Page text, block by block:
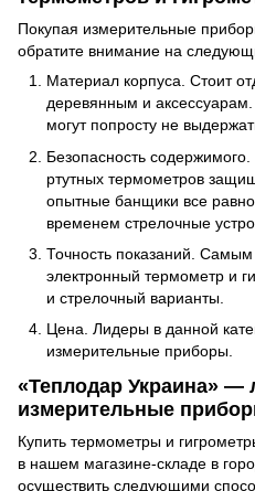
Покупая измерительные
обратите внимание на
Материал корпуса. Стоит
деревянным и
могут попросту не
Безопасность
ртутных термометров
опытные банщики все
временем стрелочные
Точность показаний.
электронный термометр и
и стрелочный варианты.
Цена. Лидеры в данной
измерительные приборы.
«Теплодар Украина» —
измерительные
Купить термометры и
в нашем магазине-складе в
осуществить следующими